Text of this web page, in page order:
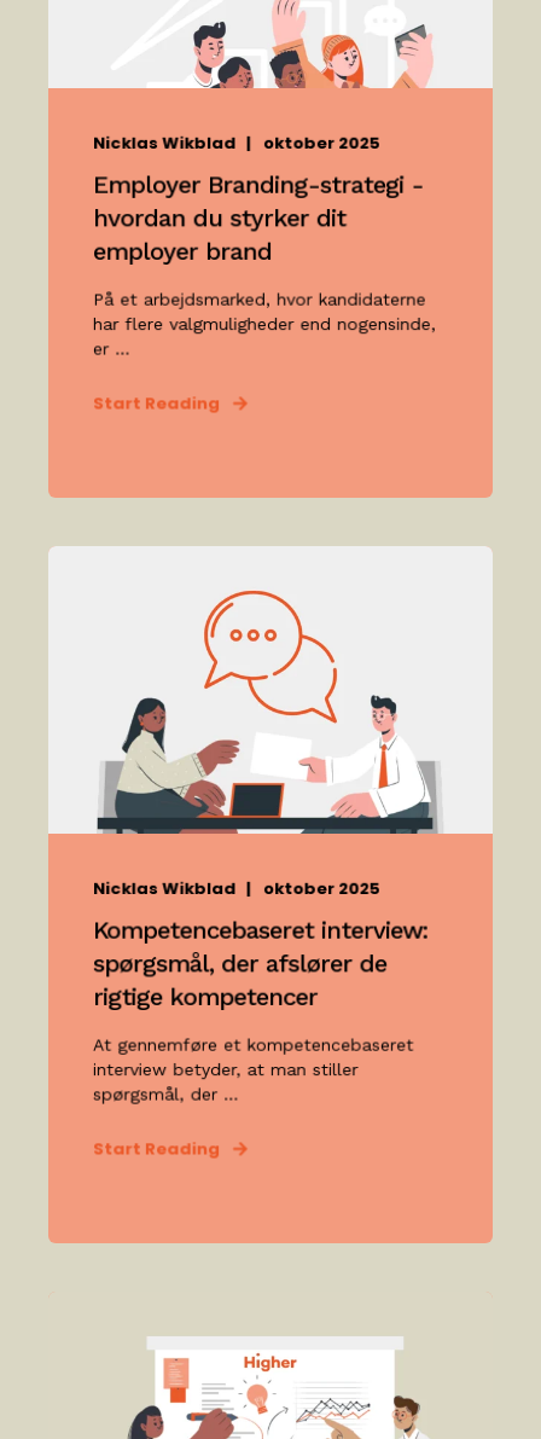
Nicklas Wikblad oktober 2025
Employer Branding-strategi -
hvordan du styrker dit
employer brand
På et arbejdsmarked, hvor kandidaterne
har flere valgmuligheder end nogensinde,
er ...
Start Reading
Nicklas Wikblad oktober 2025
Kompetencebaseret interview:
spørgsmål, der afslører de
rigtige kompetencer
At gennemføre et kompetencebaseret
interview betyder, at man stiller
spørgsmål, der ...
Start Reading